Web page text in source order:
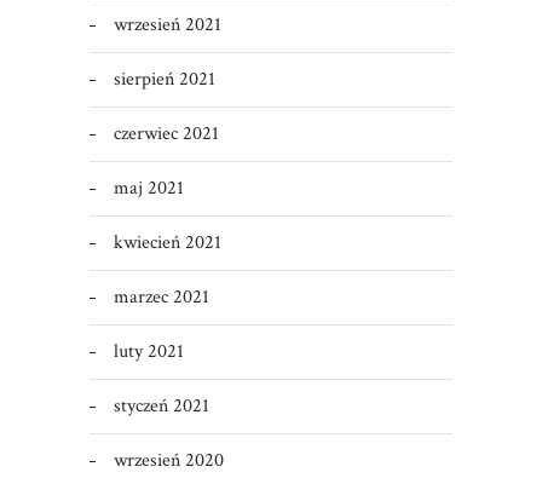
wrzesień 2021
sierpień 2021
czerwiec 2021
maj 2021
kwiecień 2021
marzec 2021
luty 2021
styczeń 2021
wrzesień 2020